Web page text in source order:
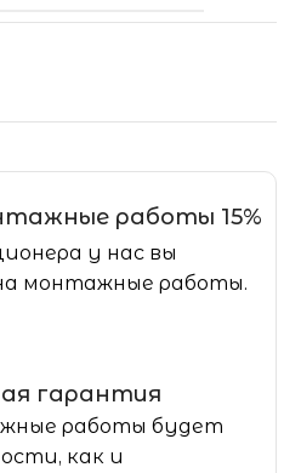
работы 15%
у нас вы
монтажные работы.
гарантия
работы будет
как и